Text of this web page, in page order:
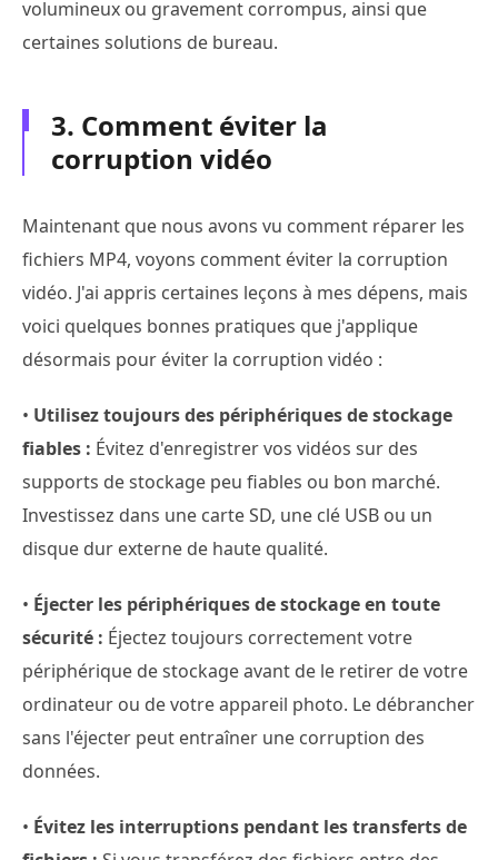
volumineux ou gravement corrompus, ainsi que
certaines solutions de bureau.
3. Comment éviter la
corruption vidéo
Maintenant que nous avons vu comment réparer les
fichiers MP4, voyons comment éviter la corruption
vidéo. J'ai appris certaines leçons à mes dépens, mais
voici quelques bonnes pratiques que j'applique
désormais pour éviter la corruption vidéo :
• Utilisez toujours des périphériques de stockage
fiables : Évitez d'enregistrer vos vidéos sur des
supports de stockage peu fiables ou bon marché.
Investissez dans une carte SD, une clé USB ou un
disque dur externe de haute qualité.
• Éjecter les périphériques de stockage en toute
sécurité : Éjectez toujours correctement votre
périphérique de stockage avant de le retirer de votre
ordinateur ou de votre appareil photo. Le débrancher
sans l'éjecter peut entraîner une corruption des
données.
• Évitez les interruptions pendant les transferts de